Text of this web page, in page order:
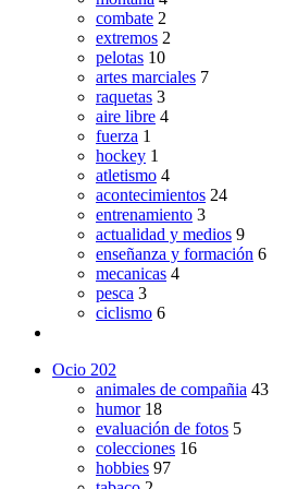
combate 2
extremos 2
pelotas 10
artes marciales 7
raquetas 3
aire libre 4
fuerza 1
hockey 1
atletismo 4
acontecimientos 24
entrenamiento 3
actualidad y medios 9
enseñanza y formación 6
mecanicas 4
pesca 3
ciclismo 6
Ocio 202
animales de compañia 43
humor 18
evaluación de fotos 5
colecciones 16
hobbies 97